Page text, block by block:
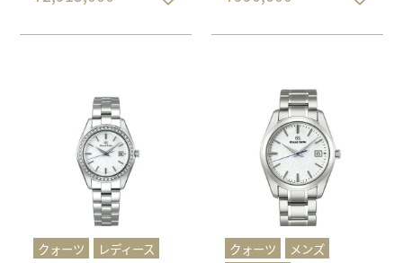
クォーツ
レディース
クォーツ
メンズ